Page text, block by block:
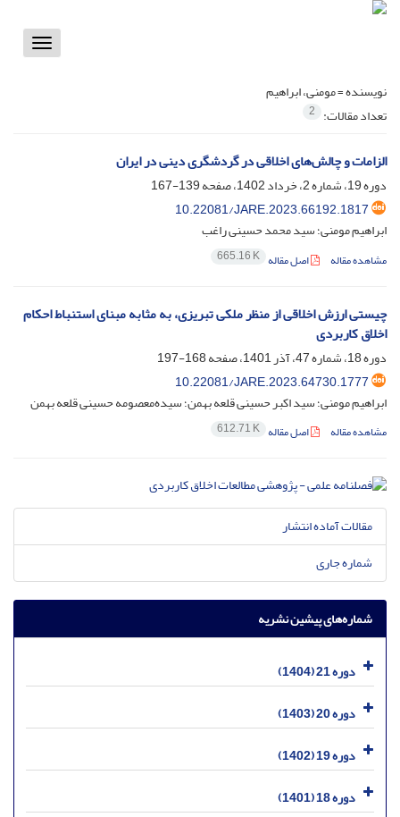
Toggle
نویسنده =مومنی، ابراهیم
تعداد مقالات: 2
الزامات و چالش‌های اخلاقی در گردشگری دینی در ایران
دوره 19، شماره 2، خرداد 1402، صفحه
139-167
10.22081/JARE.2023.66192.1817
ابراهیم مومنی؛ سید محمد حسینی راغب
مشاهده مقاله اصل مقاله 665.16 K
چیستی ارزش اخلاقی از منظر ملکی تبریزی، به مثابه مبنای استنباط احکام
اخلاق کاربردی
دوره 18، شماره 47، آذر 1401، صفحه
168-197
10.22081/JARE.2023.64730.1777
ابراهیم مومنی؛ سید اکبر حسینی قلعه بهمن؛ سیده‌معصومه حسینی قلعه بهمن
مشاهده مقاله اصل مقاله 612.71 K
مقالات آماده انتشار
شماره جاری
شماره‌های پیشین نشریه
دوره 21 (1404)
دوره 20 (1403)
دوره 19 (1402)
دوره 18 (1401)